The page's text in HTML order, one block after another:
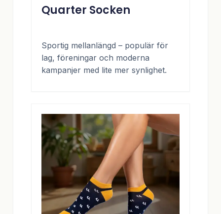
Quarter Socken
Sportig mellanlängd – populär för
lag, föreningar och moderna
kampanjer med lite mer synlighet.